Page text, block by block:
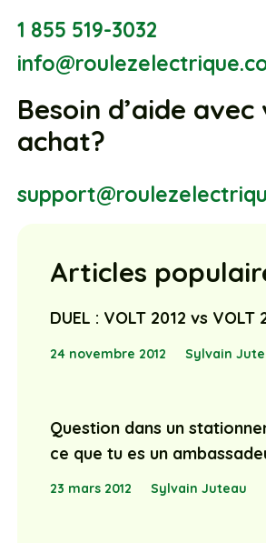
1 855 519-3032
Besoin d’aide
achat?
Articles
DUEL : VOLT 2012 vs VOLT
24 novembre 2012 Sylvain
Question dans un
ce que tu es un
23 mars 2012 Sylvain Juteau